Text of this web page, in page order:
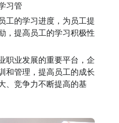
习管
工的学习进度，为员工提
，提高员工的学习积极性
职业发展的重要平台，企
和管理，提高员工的成长
、竞争力不断提高的基